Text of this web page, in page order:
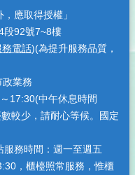
應取得授權」
段92號7~8樓
電話)(為提升服務品質，
業務
17:30(中午休息時間
較少，請耐心等候。國定
務時間：週一至週五
，櫃檯照常服務，惟櫃